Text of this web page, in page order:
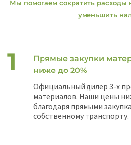
Мы помогаем сократить расходы
уменьшить
Прямые закупки
ниже до 20%
Официальный дилер 3-х
материалов. Наши цены
благодаря прямыми
собственному транспорту.